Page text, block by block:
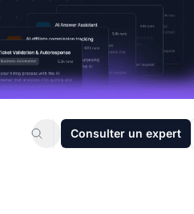
Consulter un expert